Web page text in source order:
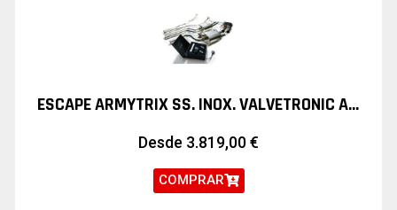
ESCAPE ARMYTRIX SS. INOX. VALVETRONIC AUDI S4 Y S5 B8
Desde 3.819,00€
COMPRAR